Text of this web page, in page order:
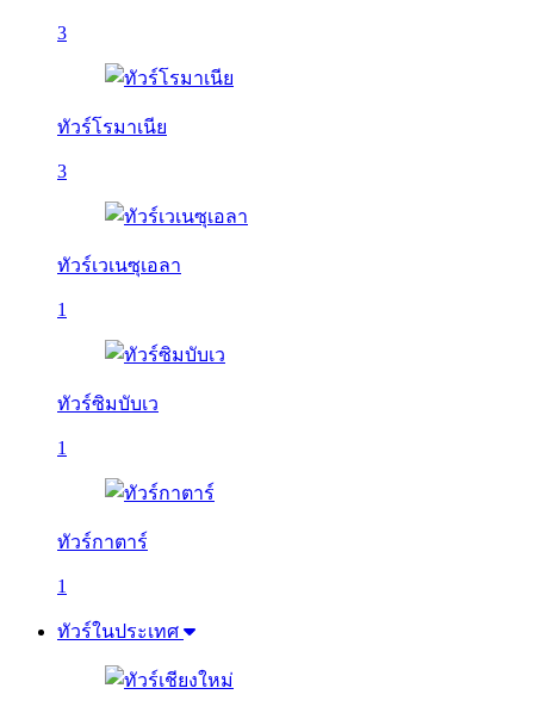
3
ทัวร์โรมาเนีย
3
ทัวร์เวเนซุเอลา
1
ทัวร์ซิมบับเว
1
ทัวร์กาตาร์
1
ทัวร์ในประเทศ